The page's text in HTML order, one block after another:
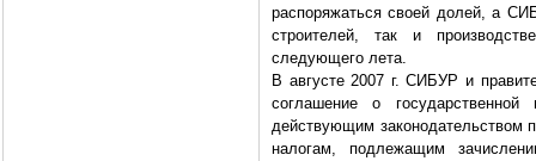
распоряжаться своей долей, а
строителей, так и
следующего лета.
В августе 2007 г. СИБУР и
соглашение о
действующим законодательством
налогам, подлежащим